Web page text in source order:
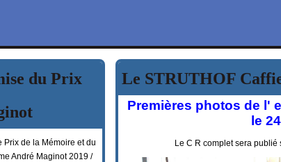
du Prix
Prix de la Mémoire et du
André Maginot 2019 /
Le STRUTHOF
Premières photos de l'
le
Le C R complet sera